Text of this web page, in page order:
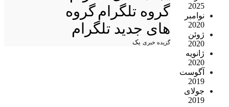
2025
نوامبر
2020
ژوئن
2020
ژانویه
2020
آگوست
2019
جولای
2019
گروه تلگرامگروه
های جدید تلگرام
گزیده خبری یک